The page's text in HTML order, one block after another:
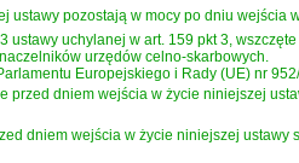
pozostają w mocy po dniu wejścia
uchylanej w art. 159 pkt 3,
urzędów celno-skarbowych.
Europejskiego i Rady (UE) nr
przed dniem wejścia w życie niniejszej
dniem wejścia w życie niniejszej